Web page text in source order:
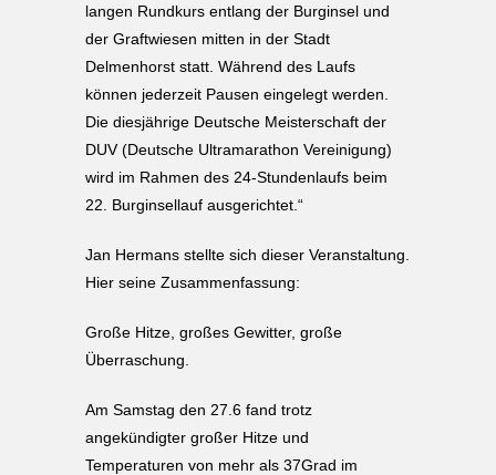
langen Rundkurs entlang der Burginsel und
der Graftwiesen mitten in der Stadt
Delmenhorst statt. Während des Laufs
können jederzeit Pausen eingelegt werden.
Die diesjährige Deutsche Meisterschaft der
DUV (Deutsche Ultramarathon Vereinigung)
wird im Rahmen des 24-Stundenlaufs beim
22. Burginsellauf ausgerichtet.“
Jan Hermans stellte sich dieser Veranstaltung.
Hier seine Zusammenfassung:
Große Hitze, großes Gewitter, große
Überraschung.
Am Samstag den 27.6 fand trotz
angekündigter großer Hitze und
Temperaturen von mehr als 37Grad im